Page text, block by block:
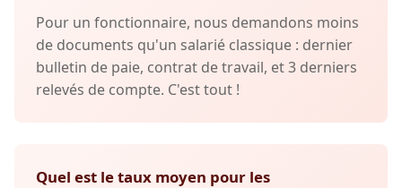
Pour un fonctionnaire, nous demandons moins
de documents qu'un salarié classique : dernier
bulletin de paie, contrat de travail, et 3 derniers
relevés de compte. C'est tout !
Quel est le taux moyen pour les